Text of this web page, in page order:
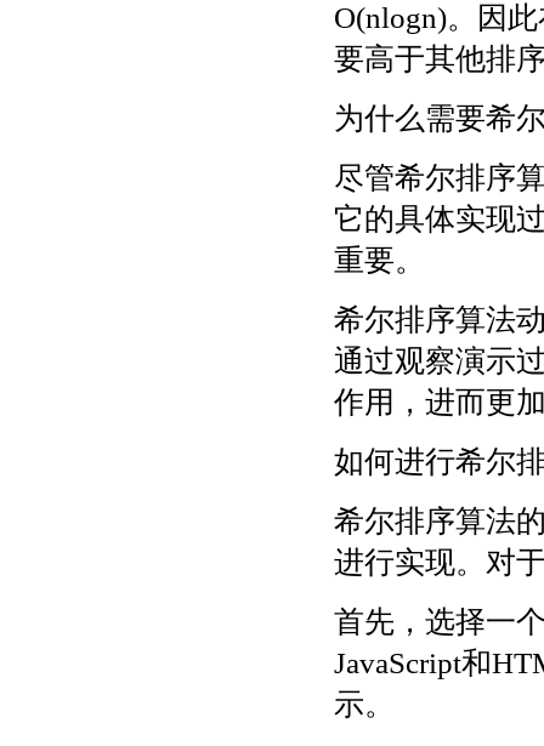
O(nlogn)。因
要高于其他排
为什么需要希
尽管希尔排序
它的具体实现
重要。
希尔排序算法
通过观察演示
作用，进而更
如何进行希尔
希尔排序算法
进行实现。对
首先，选择一
JavaScript和
示。